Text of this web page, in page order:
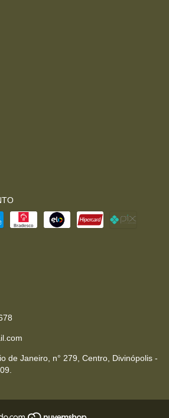
de Janeiro, n° 279, Centro, Divinópolis -